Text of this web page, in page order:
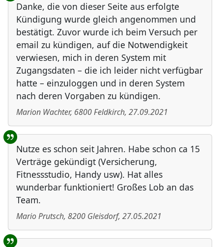
Danke, die von dieser Seite aus erfolgte
Kündigung wurde gleich angenommen und
bestätigt. Zuvor wurde ich beim Versuch per
email zu kündigen, auf die Notwendigkeit
verwiesen, mich in deren System mit
Zugangsdaten – die ich leider nicht verfügbar
hatte – einzuloggen und in deren System
nach deren Vorgaben zu kündigen.
Marion Wachter, 6800Feldkirch, 27.09.2021
Nutze es schon seit Jahren. Habe schon ca 15
Verträge gekündigt (Versicherung,
Fitnessstudio, Handy usw). Hat alles
wunderbar funktioniert! Großes Lob an das
Team.
Mario Prutsch, 8200 Gleisdorf, 27.05.2021